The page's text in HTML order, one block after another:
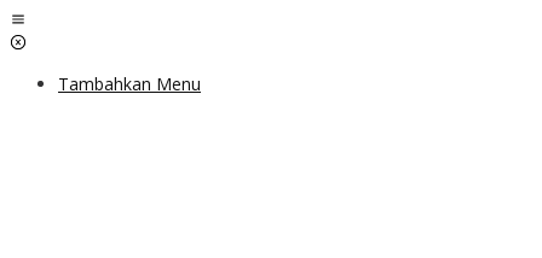
Lewati
ke
Tambahkan Menu